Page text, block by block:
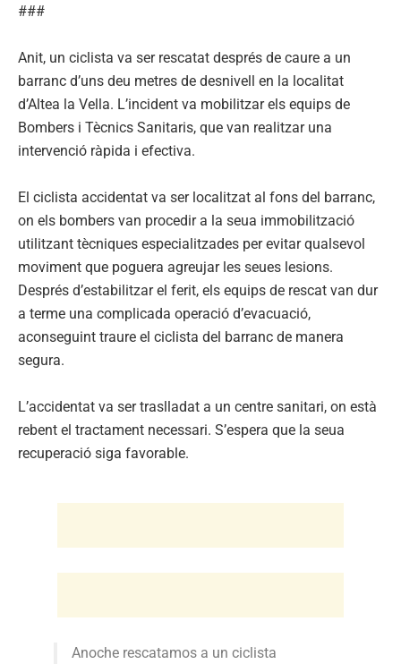
###
Anit, un ciclista va ser rescatat després de caure a un
barranc d’uns deu metres de desnivell en la localitat
d’Altea la Vella. L’incident va mobilitzar els equips de
Bombers i Tècnics Sanitaris, que van realitzar una
intervenció ràpida i efectiva.
El ciclista accidentat va ser localitzat al fons del barranc,
on els bombers van procedir a la seua immobilització
utilitzant tècniques especialitzades per evitar qualsevol
moviment que poguera agreujar les seues lesions.
Després d’estabilitzar el ferit, els equips de rescat van dur
a terme una complicada operació d’evacuació,
aconseguint traure el ciclista del barranc de manera
segura.
L’accidentat va ser traslladat a un centre sanitari, on està
rebent el tractament necessari. S’espera que la seua
recuperació siga favorable.
Anoche rescatamos a un ciclista